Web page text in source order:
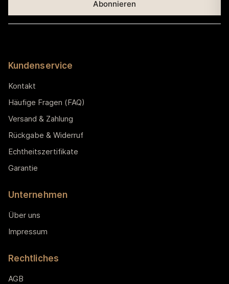
Kundenservice
Kontakt
Häufige Fragen (FAQ)
Versand & Zahlung
Rückgabe & Widerruf
Echtheitszertifikate
Garantie
Unternehmen
Über uns
Impressum
Rechtliches
AGB